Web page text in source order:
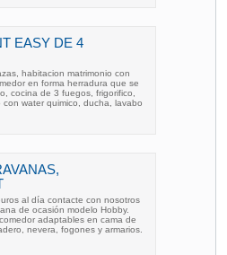
EASY DE 4
habitacion matrimonio con
en forma herradura que se
cocina de 3 fuegos, frigorifico,
water quimico, ducha, lavabo
al día contacte con nosotros
de ocasión modelo Hobby.
adaptables en cama de
nevera, fogones y armarios.